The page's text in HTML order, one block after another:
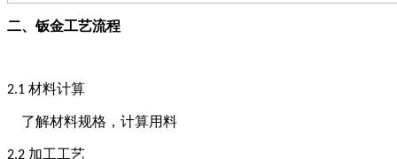
二、钣金工艺流程
2.1 材料计算
了解材料规格，计算用料
2.2 加工工艺